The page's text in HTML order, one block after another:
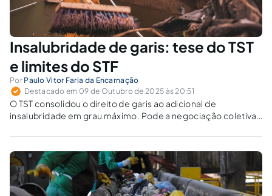
Insalubridade de garis: tese do TST
e limites do STF
Por Paulo Vitor Faria da Encarnação
Destacado em 09 de Outubro de 2025 às 20:51
O TST consolidou o direito de garis ao adicional de
insalubridade em grau máximo. Pode a negociação coletiva
social?